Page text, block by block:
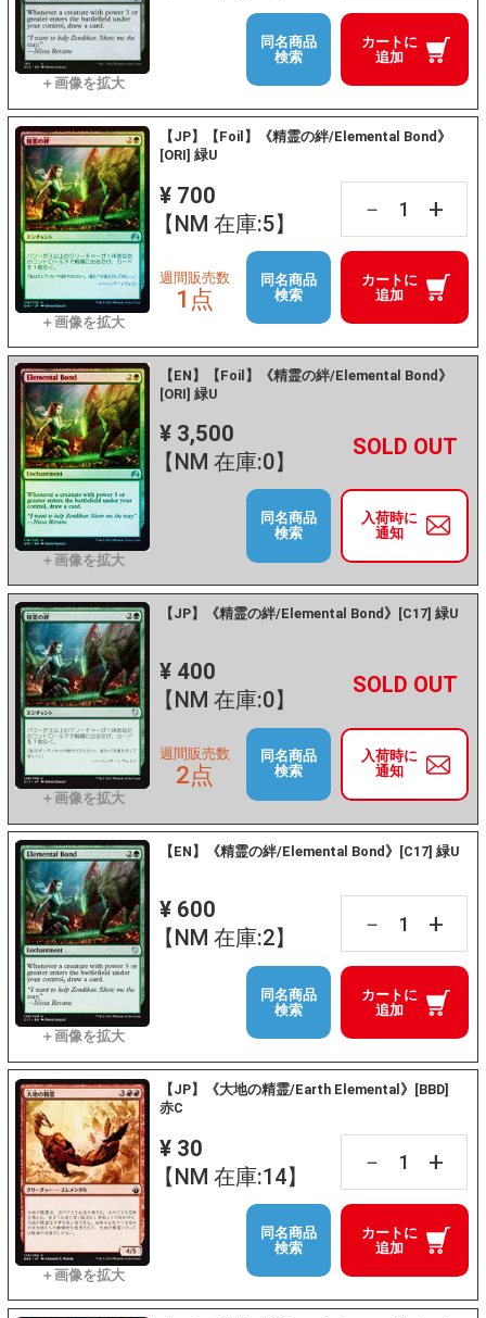
カートに
追加
同名商品
検索
【JP】【Foil】《精霊の絆/Elemental Bond》
[ORI] 緑U
¥ 700
【NM 在庫:5】
－ +
カートに
追加
週間販売数
1点
同名商品
検索
【EN】【Foil】《精霊の絆/Elemental Bond》
[ORI] 緑U
¥ 3,500
【NM 在庫:0】
－ +
入荷時に
通知
同名商品
検索
【JP】《精霊の絆/Elemental Bond》[C17] 緑U
¥ 400
【NM 在庫:0】
－ +
入荷時に
通知
週間販売数
2点
同名商品
検索
【EN】《精霊の絆/Elemental Bond》[C17] 緑U
¥ 600
【NM 在庫:2】
－ +
カートに
追加
同名商品
検索
【JP】《大地の精霊/Earth Elemental》[BBD]
赤C
¥ 30
【NM 在庫:14】
－ +
カートに
追加
同名商品
検索